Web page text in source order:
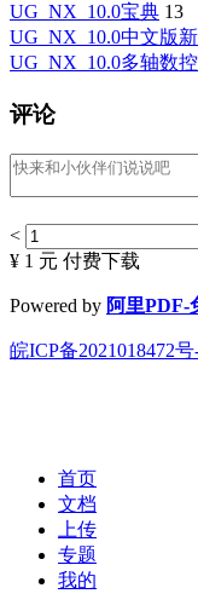
UG_NX_10.0宝典 13
UG_NX_10.0中文版
UG_NX_10.0多轴数
评论
<
¥ 1 元 付费下载
Powered by 阿里PDF-
皖ICP备2021018472号
首页
文档
上传
专题
我的